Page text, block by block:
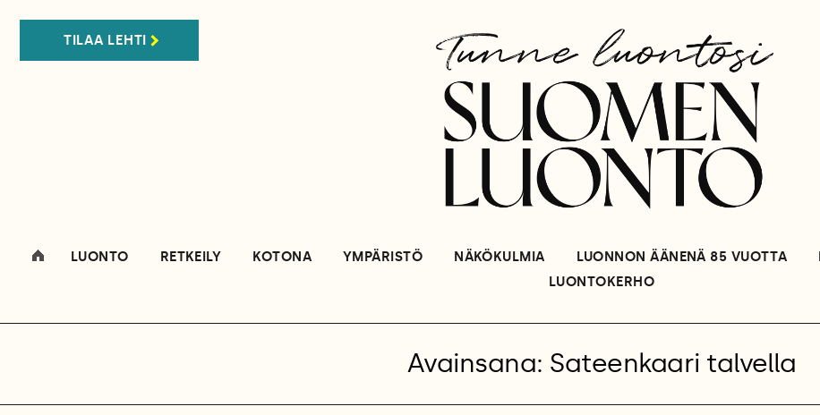
TILAA LEHTI
LUONTO RETKEILY KOTONA YMPÄRISTÖ NÄKÖKULMIA LUONNON ÄÄNENÄ 85 VUOTTA
LUONTOKERHO
Avainsana: Sateenkaari talvella